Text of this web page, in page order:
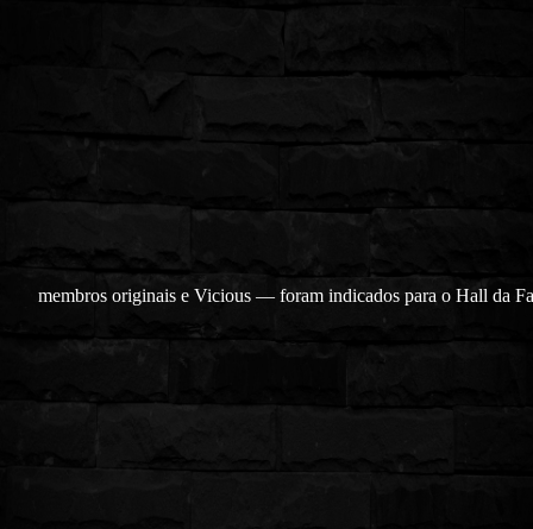
membros originais e Vicious — foram indicados para o Hall da